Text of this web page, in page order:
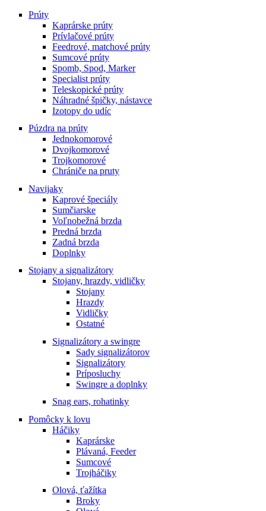
Prúty
Kaprárske prúty
Prívlačové prúty
Feedrové, matchové prúty
Sumcové prúty
Spomb, Spod, Marker
Specialist prúty
Teleskopické prúty
Náhradné špičky, nástavce
Izotopy do udíc
Púzdra na prúty
Jednokomorové
Dvojkomorové
Trojkomorové
Chrániče na pruty
Navijaky
Kaprové špeciály
Sumčiarske
Voľnobežná brzda
Predná brzda
Zadná brzda
Doplnky
Stojany a signalizátory
Stojany, hrazdy, vidličky
Stojany
Hrazdy
Vidličky
Ostatné
Signalizátory a swingre
Sady signalizátorov
Signalizátory
Príposluchy
Swingre a doplnky
Snag ears, rohatinky
Pomôcky k lovu
Háčiky
Kaprárske
Plávaná, Feeder
Sumcové
Trojháčiky
Olová, ťažítka
Broky